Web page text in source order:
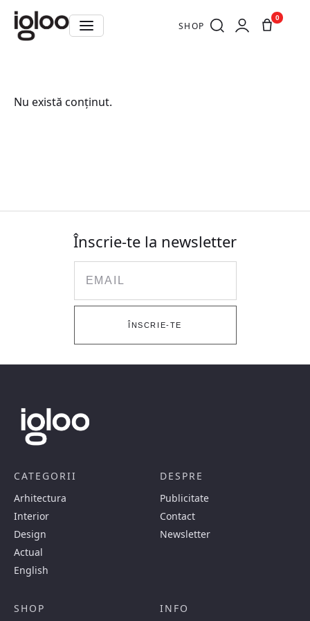
SHOP
0
Nu există conținut.
Înscrie-te la newsletter
ÎNSCRIE-TE
CATEGORII
Arhitectura
Interior
Design
Actual
English
DESPRE
Publicitate
Contact
Newsletter
SHOP INFO